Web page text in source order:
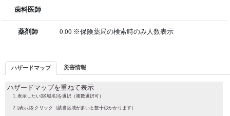
歯科医師
薬剤師 0.00 ※保険薬局の検索時のみ人数表示
ハザードマップ 災害情報
ハザードマップを重ねて表示
表示したい[区域名]を選択（複数選択可）
[表示]をクリック（該当区域が多いと数十秒かかります）